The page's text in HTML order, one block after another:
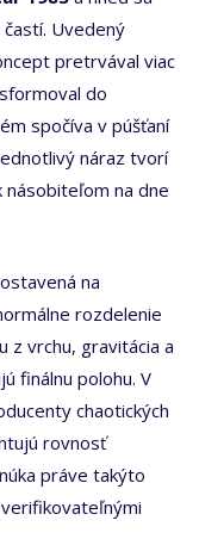
Uvedený
pretrvával viac
do
spočíva v púšťaní
náraz tvorí
na dne
na
rozdelenie
z vrchu, gravitácia a
finálnu polohu. V
chaotických
rovnosť
práve takýto